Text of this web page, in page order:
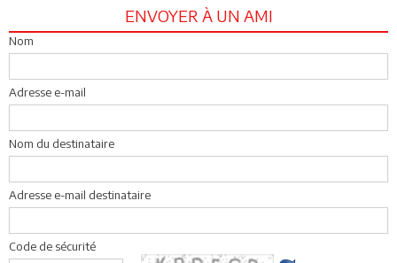
ENVOYER À UN AMI
Nom
Adresse e-mail
Nom du destinataire
Adresse e-mail destinataire
Code de sécurité